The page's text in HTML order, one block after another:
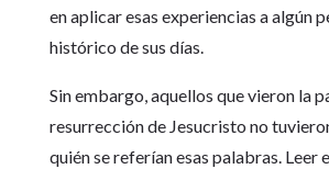
en aplicar esas experiencias a algún
histórico de sus días.
Sin embargo, aquellos que vieron la
resurrección de Jesucristo no
quién se referían esas palabras. Leer